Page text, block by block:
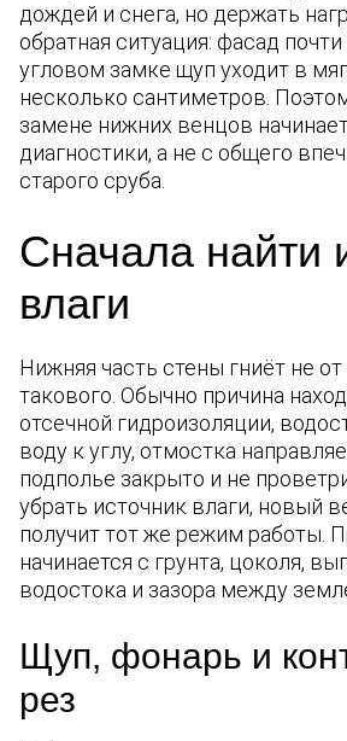
дождей и снега, но держать
обратная ситуация: фасад почти
угловом замке щуп уходит в
несколько сантиметров.
замене нижних венцов
диагностики, а не с общего
старого сруба.
Сначала найти
влаги
Нижняя часть стены гниёт не от
такового. Обычно причина
отсечной гидроизоляции,
воду к углу, отмостка
подполье закрыто и не
убрать источник влаги, новый
получит тот же режим работы.
начинается с грунта, цоколя,
водостока и зазора между
Щуп, фонарь и
рез